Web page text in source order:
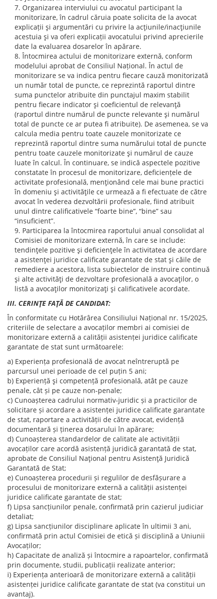
Organizarea interviului cu avocatul participant la
monitorizare, în cadrul căruia poate solicita de la avocat
explicații şi argumentări cu privire la acţiunile/inacţiunile
acestuia şi va oferi explicații avocatului privind aprecierile
date la evaluarea dosarelor în apărare.
Întocmirea actului de monitorizare externă, conform
modelului aprobat de Consiliul Național. În actul de
monitorizare se va indica pentru fiecare cauză monitorizată
un număr total de puncte, ce reprezintă raportul dintre
suma punctelor atribuite din punctajul maxim stabilit
pentru fiecare indicator şi coeficientul de relevanţă
(raportul dintre numărul de puncte relevante şi numărul
total de puncte ce ar putea fi atribuite). De asemenea, se va
calcula media pentru toate cauzele monitorizate ce
reprezintă raportul dintre suma numărului total de puncte
pentru toate cauzele monitorizate şi numărul de cauze
luate în calcul. În continuare, se indică aspectele pozitive
constatate în procesul de monitorizare, deficiențele de
activitate profesională, menţionând cele mai bune practici
în domeniu şi activităţile ce urmează a fi efectuate de către
avocat în vederea dezvoltării profesionale, fiind atribuit
unul dintre calificativele “foarte bine”, “bine” sau
“insuficient”.
Participarea la întocmirea raportului anual consolidat al
Comisiei de monitorizare externă, în care se include:
tendinţele pozitive şi deficienţele în activitatea de acordare
a asistenţei juridice calificate garantate de stat şi căile de
remediere a acestora, lista subiectelor de instruire continuă
şi alte activităţi de dezvoltare profesională a avocaţilor, o
listă a avocaţilor monitorizaţi şi calificativele acordate.
III. CERINŢE FAŢĂ DE CANDIDAT:
În conformitate cu Hotărârea Consiliului Național nr. 15/2025,
criteriile de selectare a avocaților membri ai comisiei de
monitorizare externă a calității asistenței juridice calificate
garantate de stat sunt următoarele:
a) Experiența profesională de avocat neîntreruptă pe
parcursul unei perioade de cel puțin 5 ani;
b) Experiență şi competență profesională, atât pe cauze
penale, cât și pe cauze non-penale;
c) Cunoașterea cadrului normativ-juridic și a practicilor de
solicitare și acordare a asistenței juridice calificate garantate
de stat, raportare a activității de către avocat, evidență
documentară și ținerea dosarului în apărare;
d) Cunoașterea standardelor de calitate ale activității
avocaților care acordă asistență juridică garantată de stat,
aprobate de Consiliul Naţional pentru Asistenţă Juridică
Garantată de Stat;
e) Cunoașterea procedurii și regulilor de desfășurare a
procesului de monitorizare externă a calității asistenței
juridice calificate garantate de stat;
f) Lipsa sancțiunilor penale, confirmată prin cazierul judiciar
detaliat;
g) Lipsa sancțiunilor disciplinare aplicate în ultimii 3 ani,
confirmată prin actul Comisiei de etică și disciplină a Uniunii
Avocaților;
h) Capacitate de analiză și întocmire a rapoartelor, confirmată
prin documente, studii, publicații realizate anterior;
i) Experiența anterioară de monitorizare externă a calității
asistenței juridice calificate garantate de stat (va constitui un
avantaj).